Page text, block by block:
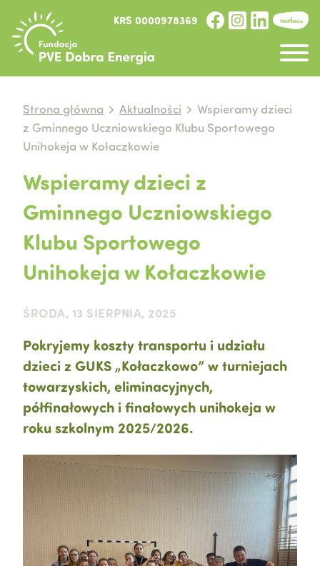
KRS 0000978369
Strona główna Aktualności
Wspieramy dzieci
z Gminnego Uczniowskiego Klubu Sportowego
Unihokeja w Kołaczkowie
Wspieramy dzieci z
Gminnego Uczniowskiego
Klubu Sportowego
Unihokeja w Kołaczkowie
ŚRODA, 13 SIERPNIA, 2025
Pokryjemy koszty transportu i udziału
dzieci z GUKS „Kołaczkowo” w turniejach
towarzyskich, eliminacyjnych,
półfinałowych i finałowych unihokeja w
roku szkolnym 2025/2026.